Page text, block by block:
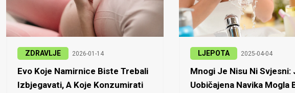
ZDRAVLJE 2026-01-14
Evo Koje Namirnice Biste Trebali
Izbjegavati, A Koje Konzumirati
LJEPOTA 2025-04-04
Mnogi Je Nisu Ni Svjesni:
Uobičajena Navika Mogla